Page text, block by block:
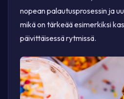
nopean palautusprosessin ja
mikä on tärkeää esimerkiksi
päivittäisessä rytmissä.